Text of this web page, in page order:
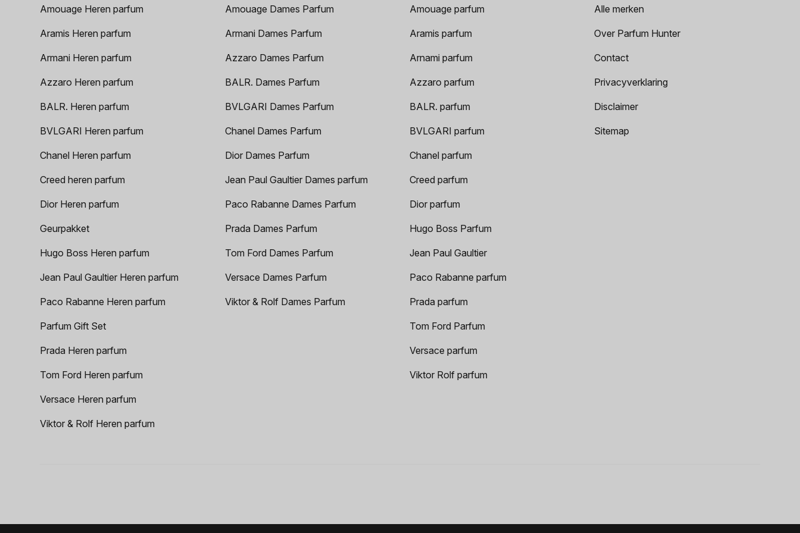
Amouage Heren parfum
Aramis Heren parfum
Armani Heren parfum
Azzaro Heren parfum
BALR. Heren parfum
BVLGARI Heren parfum
Chanel Heren parfum
Creed heren parfum
Dior Heren parfum
Geurpakket
Hugo Boss Heren parfum
Jean Paul Gaultier Heren parfum
Paco Rabanne Heren parfum
Parfum Gift Set
Prada Heren parfum
Tom Ford Heren parfum
Versace Heren parfum
Viktor & Rolf Heren parfum
Amouage Dames Parfum
Armani Dames Parfum
Azzaro Dames Parfum
BALR. Dames Parfum
BVLGARI Dames Parfum
Chanel Dames Parfum
Dior Dames Parfum
Jean Paul Gaultier Dames parfum
Paco Rabanne Dames Parfum
Prada Dames Parfum
Tom Ford Dames Parfum
Versace Dames Parfum
Viktor & Rolf Dames Parfum
Amouage parfum
Aramis parfum
Arnami parfum
Azzaro parfum
BALR. parfum
BVLGARI parfum
Chanel parfum
Creed parfum
Dior parfum
Hugo Boss Parfum
Jean Paul Gaultier
Paco Rabanne parfum
Prada parfum
Tom Ford Parfum
Versace parfum
Viktor Rolf parfum
Alle merken
Over Parfum Hunter
Contact
Privacyverklaring
Disclaimer
Sitemap